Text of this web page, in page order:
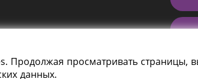
Продолжая просматривать страницы,
данных.